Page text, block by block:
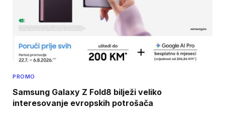
PROMO
Samsung Galaxy Z Fold8 bilježi veliko
interesovanje evropskih potrošača